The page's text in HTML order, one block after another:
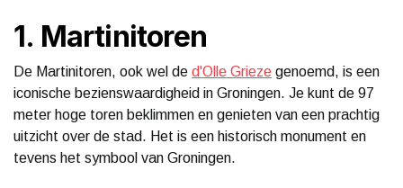
1. Martinitoren
De Martinitoren, ook wel de d'Olle Grieze genoemd, is een
iconische bezienswaardigheid in Groningen. Je kunt de 97
meter hoge toren beklimmen en genieten van een prachtig
uitzicht over de stad. Het is een historisch monument en
tevens het symbool van Groningen.